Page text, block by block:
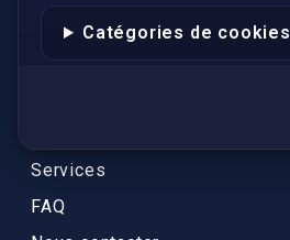
Catégories de cookies
Conformité
Services
FAQ